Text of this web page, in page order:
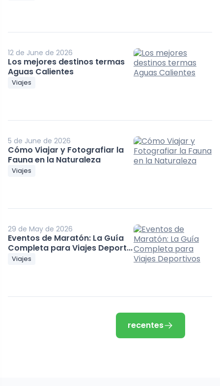
12 de June de 2026
Los mejores destinos termas
Aguas Calientes
Viajes
5 de June de 2026
Cómo Viajar y Fotografiar la
Fauna en la Naturaleza
Viajes
29 de May de 2026
Eventos de Maratón: La Guía
Completa para Viajes Deport...
Viajes
recentes